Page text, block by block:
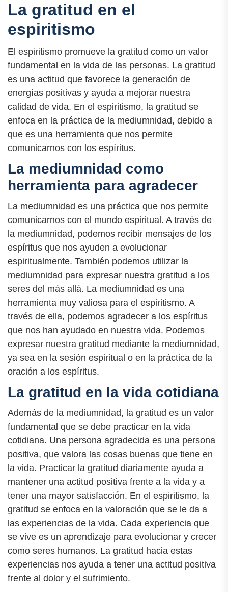
La gratitud en el
espiritismo
El espiritismo promueve la gratitud como un valor
fundamental en la vida de las personas. La gratitud
es una actitud que favorece la generación de
energías positivas y ayuda a mejorar nuestra
calidad de vida. En el espiritismo, la gratitud se
enfoca en la práctica de la mediumnidad, debido a
que es una herramienta que nos permite
comunicarnos con los espíritus.
La mediumnidad como
herramienta para agradecer
La mediumnidad es una práctica que nos permite
comunicarnos con el mundo espiritual. A través de
la mediumnidad, podemos recibir mensajes de los
espíritus que nos ayuden a evolucionar
espiritualmente. También podemos utilizar la
mediumnidad para expresar nuestra gratitud a los
seres del más allá. La mediumnidad es una
herramienta muy valiosa para el espiritismo. A
través de ella, podemos agradecer a los espíritus
que nos han ayudado en nuestra vida. Podemos
expresar nuestra gratitud mediante la mediumnidad,
ya sea en la sesión espiritual o en la práctica de la
oración a los espíritus.
La gratitud en la vida cotidiana
Además de la mediumnidad, la gratitud es un valor
fundamental que se debe practicar en la vida
cotidiana. Una persona agradecida es una persona
positiva, que valora las cosas buenas que tiene en
la vida. Practicar la gratitud diariamente ayuda a
mantener una actitud positiva frente a la vida y a
tener una mayor satisfacción. En el espiritismo, la
gratitud se enfoca en la valoración que se le da a
las experiencias de la vida. Cada experiencia que
se vive es un aprendizaje para evolucionar y crecer
como seres humanos. La gratitud hacia estas
experiencias nos ayuda a tener una actitud positiva
frente al dolor y el sufrimiento.